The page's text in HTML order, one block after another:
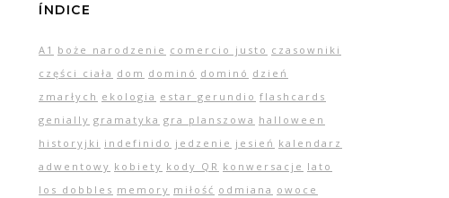
ÍNDICE
A1 boże narodzenie comercio justo czasowniki
części ciała dom dominó dominó dzień
zmarłych ekologia estar gerundio flashcards
genially gramatyka gra planszowa halloween
historyjki indefinido jedzenie jesień kalendarz
adwentowy kobiety kody QR konwersacje lato
los dobbles memory miłość odmiana owoce